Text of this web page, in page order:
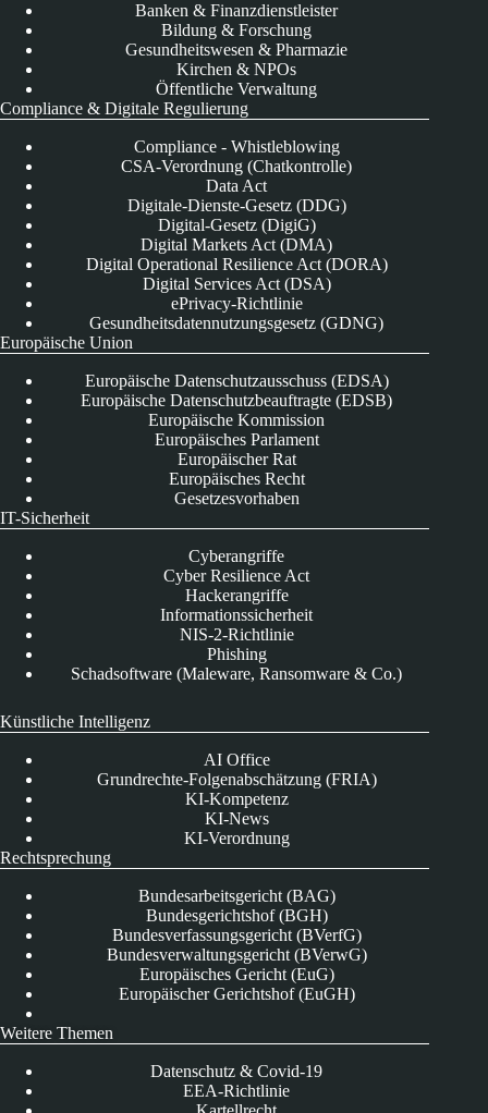
Banken & Finanzdienstleister
Bildung & Forschung
Gesundheitswesen & Pharmazie
Kirchen & NPOs
Öffentliche Verwaltung
Compliance & Digitale Regulierung
Compliance - Whistleblowing
CSA-Verordnung (Chatkontrolle)
Data Act
Digitale-Dienste-Gesetz (DDG)
Digital-Gesetz (DigiG)
Digital Markets Act (DMA)
Digital Operational Resilience Act (DORA)
Digital Services Act (DSA)
ePrivacy-Richtlinie
Gesundheitsdatennutzungsgesetz (GDNG)
Europäische Union
Europäische Datenschutzausschuss (EDSA)
Europäische Datenschutzbeauftragte (EDSB)
Europäische Kommission
Europäisches Parlament
Europäischer Rat
Europäisches Recht
Gesetzesvorhaben
IT-Sicherheit
Cyberangriffe
Cyber Resilience Act
Hackerangriffe
Informationssicherheit
NIS-2-Richtlinie
Phishing
Schadsoftware (Maleware, Ransomware & Co.)
Künstliche Intelligenz
AI Office
Grundrechte-Folgenabschätzung (FRIA)
KI-Kompetenz
KI-News
KI-Verordnung
Rechtsprechung
Bundesarbeitsgericht (BAG)
Bundesgerichtshof (BGH)
Bundesverfassungsgericht (BVerfG)
Bundesverwaltungsgericht (BVerwG)
Europäisches Gericht (EuG)
Europäischer Gerichtshof (EuGH)
Weitere Themen
Datenschutz & Covid-19
EEA-Richtlinie